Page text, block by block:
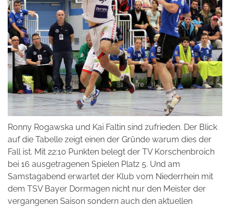
Ronny Rogawska und Kai Faltin sind zufrieden. Der Blick
auf die Tabelle zeigt einen der Gründe warum dies der
Fall ist. Mit 22:10 Punkten belegt der TV Korschenbroich
bei 16 ausgetragenen Spielen Platz 5. Und am
Samstagabend erwartet der Klub vom Niederrhein mit
dem TSV Bayer Dormagen nicht nur den Meister der
vergangenen Saison sondern auch den aktuellen